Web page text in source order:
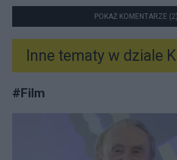
POKAŻ KOMENTARZE (2)
Inne tematy w dziale
#Film